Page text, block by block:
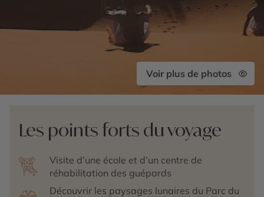
Voir plus de photos
Les points forts du voyage
Visite d’une école et d’un centre de
réhabilitation des guépards
Découvrir les paysages lunaires du Parc du